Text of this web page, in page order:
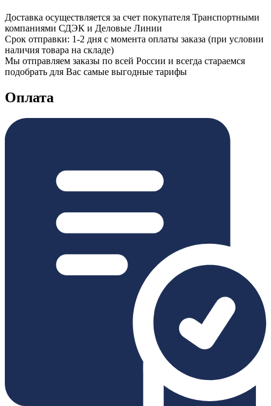
Доставка осуществляется за счет покупателя Транспортными
компаниями СДЭК и Деловые Линии
Срок отправки: 1-2 дня с момента оплаты заказа (при условии
наличия товара на складе)
Мы отправляем заказы по всей России и всегда стараемся
подобрать для Вас самые выгодные тарифы
Оплата